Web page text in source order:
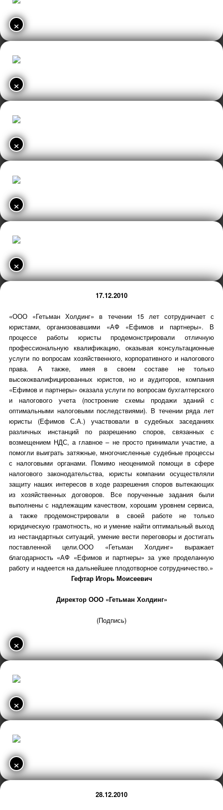
×
×
×
×
×
17.12.2010
«ООО «Гетьман Холдинг» в течении 15 лет сотрудничает с
юристами, организовавшими «АФ «Ефимов и партнеры». В
процессе работы юристы продемонстрировали отличную
профессиональную квалификацию, оказывая консультационные
услуги по вопросам хозяйственного, корпоративного и налогового
права. А также, имея в своем составе не только
высококвалифицированных юристов, но и аудиторов, компания
«Ефимов и партнеры» оказала услуги по вопросам бухгалтерского
и налогового учета (построение схемы продажи зданий с
оптимальными налоговыми последствиями). В течении ряда лет
юристы (Ефимов С.А.) участвовали в судебных заседаниях
различных инстанций по разрешению споров, связанных с
возмещением НДС, а главное – не просто принимали участие, а
помогли выиграть затяжные, многочисленные судебные процессы
с налоговыми органами. Помимо неоценимой помощи в сфере
налогового законодательства, юристы компании осуществляли
защиту наших интересов в ходе разрешения споров вытекающих
из хозяйственных договоров. Все порученные задания были
выполнены с надлежащим качеством, хорошим уровнем сервиса,
а также продемонстрировали в своей работе не только
юридическую грамотность, но и умение найти оптимальный выход
из нестандартных ситуаций, умение вести переговоры и достигать
поставленной цели.ООО «Гетьман Холдинг» выражает
благодарность «АФ «Ефимов и партнеры» за уже проделанную
работу и надеется на дальнейшее плодотворное сотрудничество.»
Гефтар Игорь Моисеевич
Директор ООО «Гетьман Холдинг»
(Подпись)
×
×
×
28.12.2010